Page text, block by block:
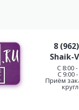
8
Shaik-
C 8:00
С 9:00
Приём